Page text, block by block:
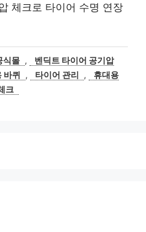
체크로 타이어 수명 연장
식몰 ,
벤딕트 타이어 공기압
바퀴 , 타이어 관리 ,
휴대용
크